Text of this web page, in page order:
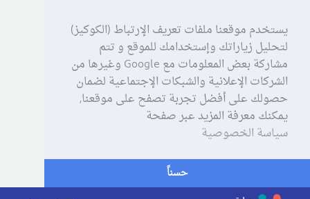
يستخدم موقعنا ملفات تعريف الإرتباط (الكوكيز)
لتحليل زياراتك وإستخدامك للموقع و تتم
مشاركة بعض المعلومات مع Google وغيرها من
الشركات الإعلانية والشبكات الإجتماعية لضمان
حصولك على أفضل تجربة تصفح على موقعنا,
يمكنك معرفة المزيد عبر صفحة
سياسة الخصوصية
حسناً